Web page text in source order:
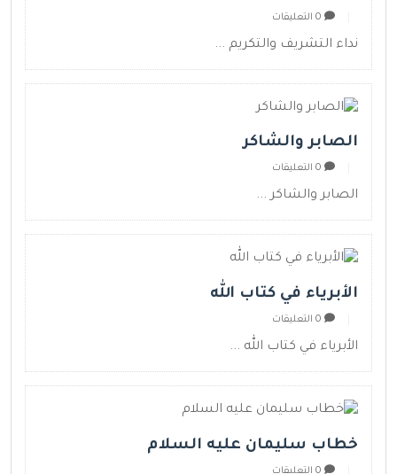
نداء التشريف والتكريم ...
الصابر والشاكر
الصابر والشاكر ...
الأبرياء في كتاب الله
الأبرياء في كتاب الله ...
خطاب سليمان عليه السلام